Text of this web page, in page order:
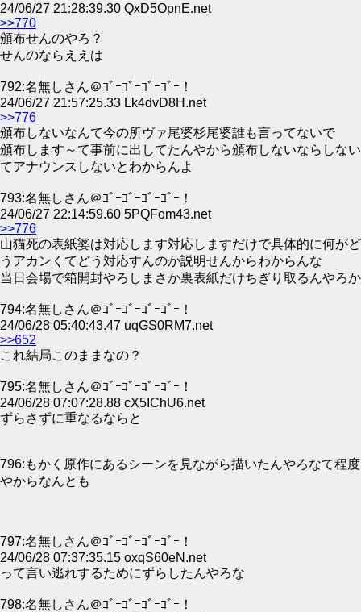
24/06/27 21:28:39.30 QxD5OpnE.net
>>770
頒布せんのやろ？
せんのならええは
792:名無しさん＠ｺﾞｰｺﾞｰｺﾞｰｺﾞｰ！
24/06/27 21:57:25.33 Lk4dvD8H.net
>>776
頒布しないなんて今の所ヴァ尾婆杉尾婆誰も言ってないで
頒布します～て事前に出してたんやから頒布しないならしない
てアナウンスしないとわからんよ
793:名無しさん＠ｺﾞｰｺﾞｰｺﾞｰｺﾞｰ！
24/06/27 22:14:59.60 5PQFom43.net
>>776
山猫死の表紙婆は対応します対応しますだけで具体的に何がど
うアカンくてどう対応すんのか説明せんからわからんな
当日会場で箱開封やろしまさか裏表紙だけちぎり取るんやろか
794:名無しさん＠ｺﾞｰｺﾞｰｺﾞｰｺﾞｰ！
24/06/28 05:40:43.47 uqGS0RM7.net
>>652
これ結局このままなの？
795:名無しさん＠ｺﾞｰｺﾞｰｺﾞｰｺﾞｰ！
24/06/28 07:07:28.88 cX5IChU6.net
ずらさずに重なるならと
796:もかく原作にあるシーンを見ながら描いたんやろなて程度
やからなんとも
797:名無しさん＠ｺﾞｰｺﾞｰｺﾞｰｺﾞｰ！
24/06/28 07:37:35.15 oxqS60eN.net
って言い逃れするためにずらしたんやろな
798:名無しさん＠ｺﾞｰｺﾞｰｺﾞｰｺﾞｰ！